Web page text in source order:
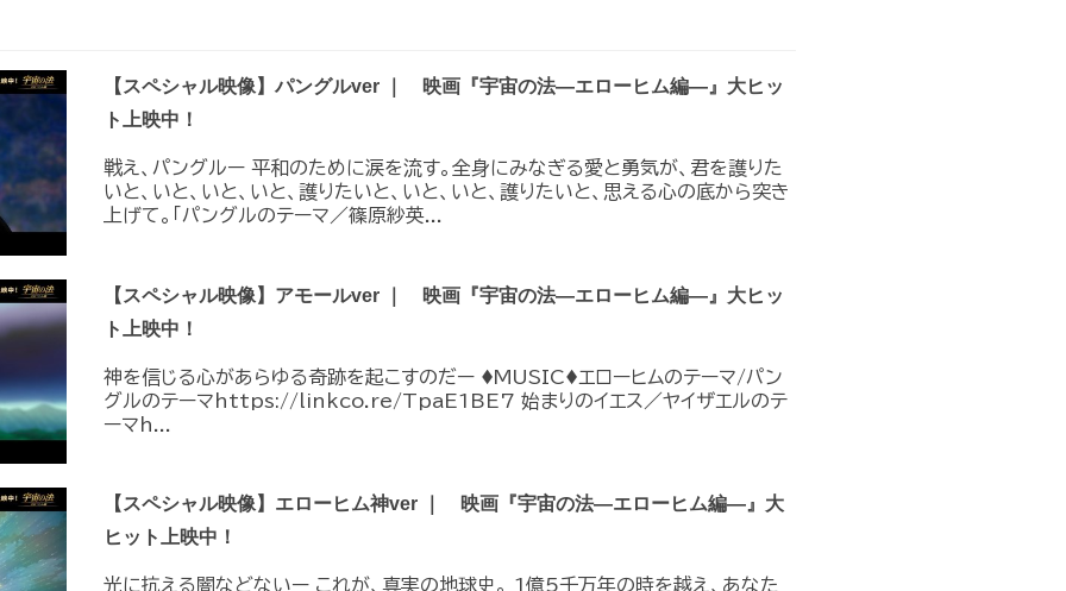
【スペシャル映像】パングルver ｜ 映画『宇宙の法―エローヒム編―』大ヒッ
ト上映中！
戦え、パングルー 平和のために涙を流す。全身にみなぎる愛と勇気が、君を護りた
いと、いと、いと、いと、護りたいと、いと、いと、護りたいと、思える心の底から突き
上げて。「パングルのテーマ／篠原紗英...
【スペシャル映像】アモールver ｜ 映画『宇宙の法―エローヒム編―』大ヒッ
ト上映中！
神を信じる心があらゆる奇跡を起こすのだー ♦︎MUSIC♦︎エローヒムのテーマ/パン
グルのテーマhttps://linkco.re/TpaE1BE7 始まりのイエス／ヤイザエルのテ
ーマh...
【スペシャル映像】エローヒム神ver ｜ 映画『宇宙の法―エローヒム編―』大
ヒット上映中！
光に抗える闇などないー これが、真実の地球史。 1億5千万年の時を越え、あなた